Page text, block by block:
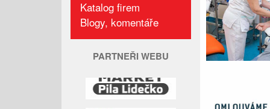
Katalog firem
Blogy, komentáře
PARTNEŘI WEBU